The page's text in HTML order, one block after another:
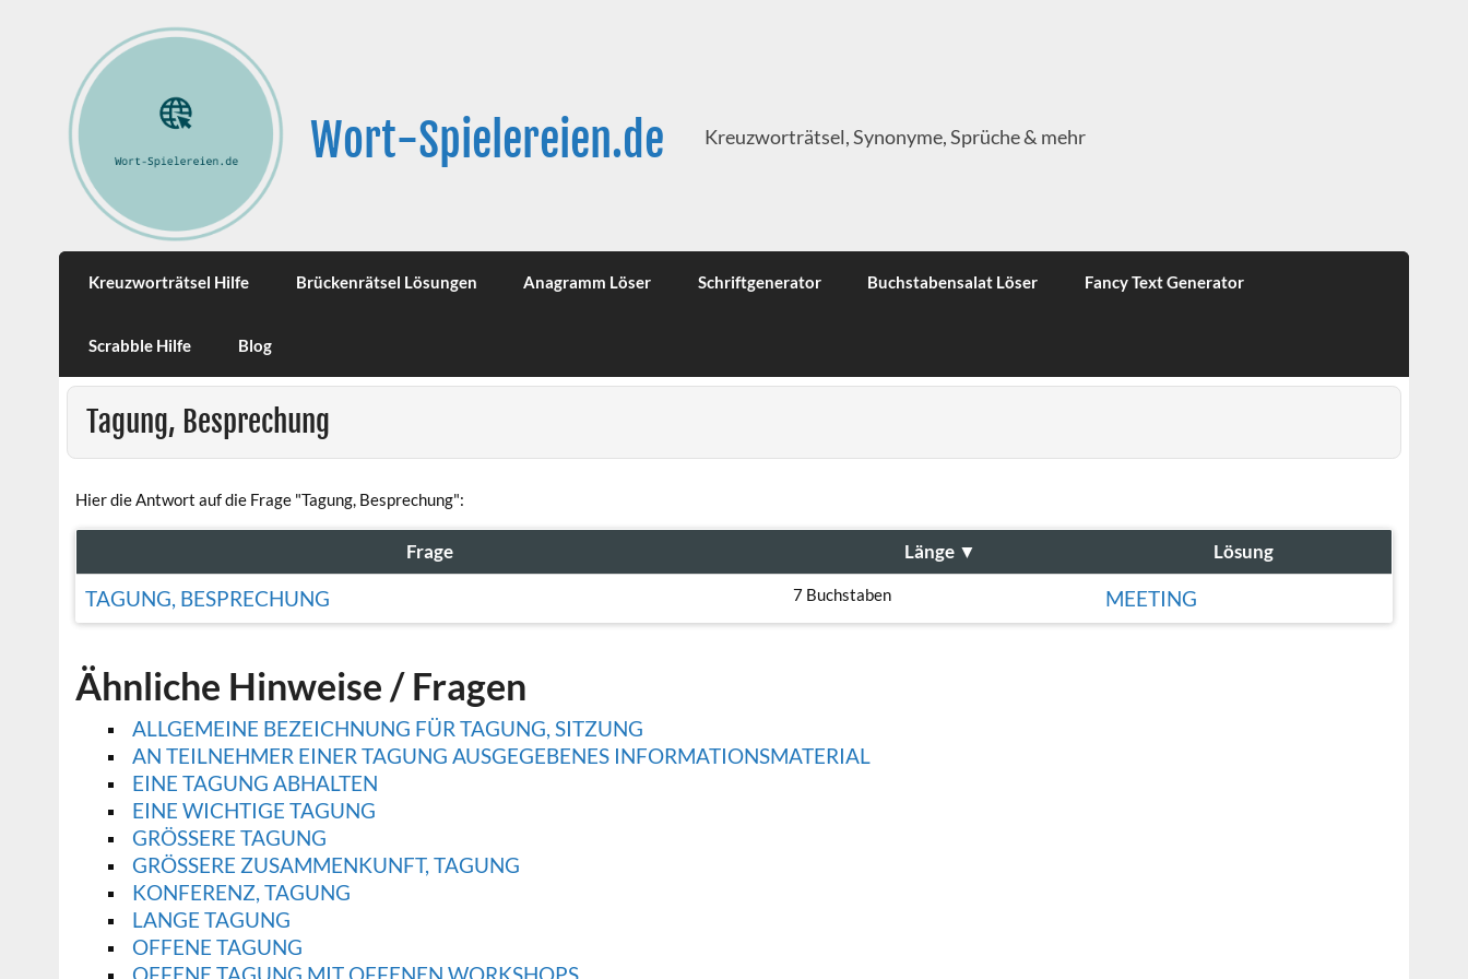
Wort-Spielereien.de Kreuzworträtsel, Synonyme, Sprüche & mehr
Kreuzworträtsel Hilfe Brückenrätsel Lösungen Anagramm Löser Schriftgenerator Buchstabensalat Löser Fancy Text Generator
Scrabble Hilfe Blog
Tagung, Besprechung
Hier die Antwort auf die Frage "Tagung, Besprechung":
Frage Länge ▼ Lösung
TAGUNG, BESPRECHUNG 7 Buchstaben MEETING
Ähnliche Hinweise / Fragen
ALLGEMEINE BEZEICHNUNG FÜR TAGUNG, SITZUNG
AN TEILNEHMER EINER TAGUNG AUSGEGEBENES INFORMATIONSMATERIAL
EINE TAGUNG ABHALTEN
EINE WICHTIGE TAGUNG
GRÖSSERE TAGUNG
GRÖSSERE ZUSAMMENKUNFT, TAGUNG
KONFERENZ, TAGUNG
LANGE TAGUNG
OFFENE TAGUNG